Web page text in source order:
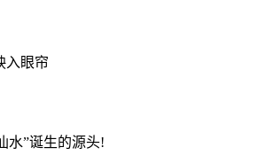
入眼帘
水”诞生的源头!